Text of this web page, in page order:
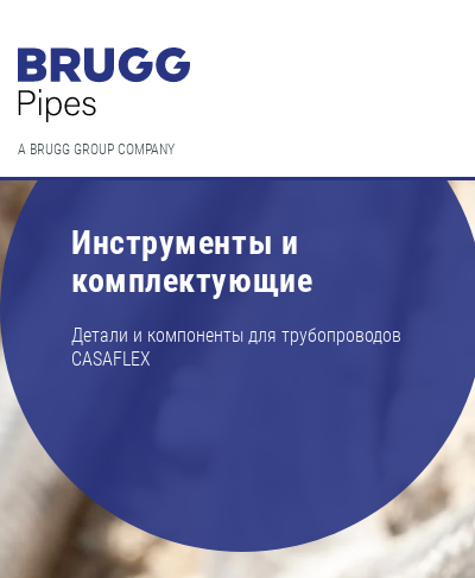
A BRUGG GROUP COMPANY
Инструменты и
комплектующие
Детали и компоненты для трубопроводов
CASAFLEX